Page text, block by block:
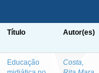
Título Autor(es)
Educação
Costa,